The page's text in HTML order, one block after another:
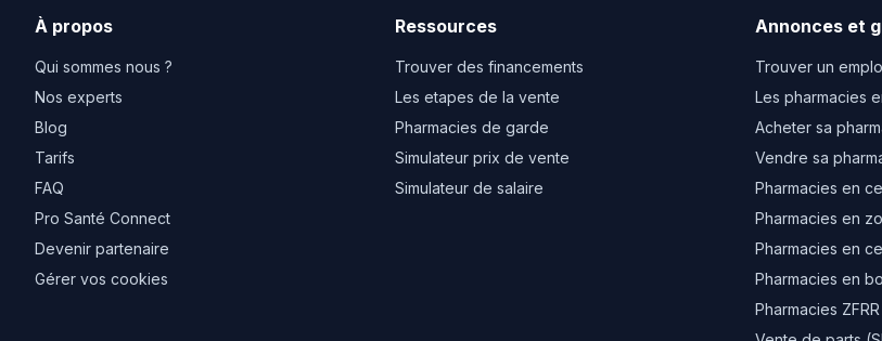
À propos
Qui sommes nous ?
Nos experts
Blog
Tarifs
FAQ
Pro Santé Connect
Devenir partenaire
Gérer vos cookies
Ressources
Trouver des financements
Les etapes de la vente
Pharmacies de garde
Simulateur prix de vente
Simulateur de salaire
Annonces et
Trouver un
Les pharmacies
Acheter sa
Vendre sa
Pharmacies en
Pharmacies en
Pharmacies en
Pharmacies en
Pharmacies